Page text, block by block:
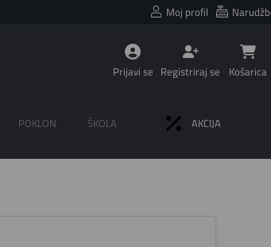
Moj profil
Prijavi se Registriraj se Košarica
POKLON ŠKOLA AKCIJA